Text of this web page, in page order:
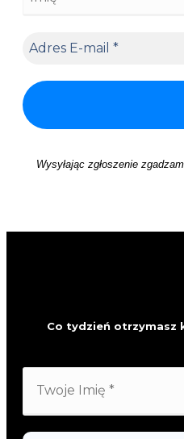
Wysyłając zgłoszenie
Co tydzień otrzymasz